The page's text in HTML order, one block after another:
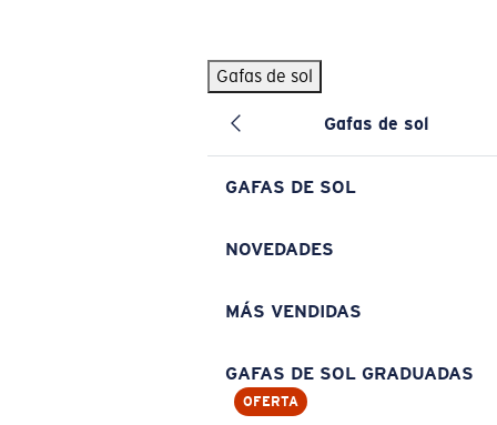
Gafas de sol
Gafas de sol
GAFAS DE SOL
NOVEDADES
MÁS VENDIDAS
GAFAS DE SOL GRADUADAS
OFERTA
BÚSQUEDAS POPULARES
Pilothouse PRO Limited Edition Pack Exclusivo
Gafas de sol personalizadas
Los más vendidos de gafas de sol